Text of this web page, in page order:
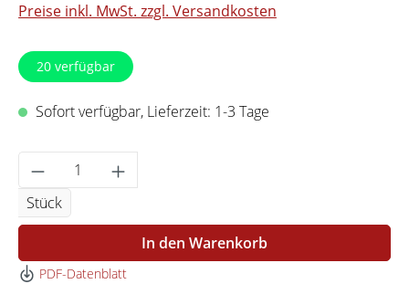
Preise inkl. MwSt. zzgl. Versandkosten
20 verfügbar
Sofort verfügbar, Lieferzeit: 1-3 Tage
Produkt Anzahl: Gib den gewünschten
Stück
In den Warenkorb
PDF-Datenblatt